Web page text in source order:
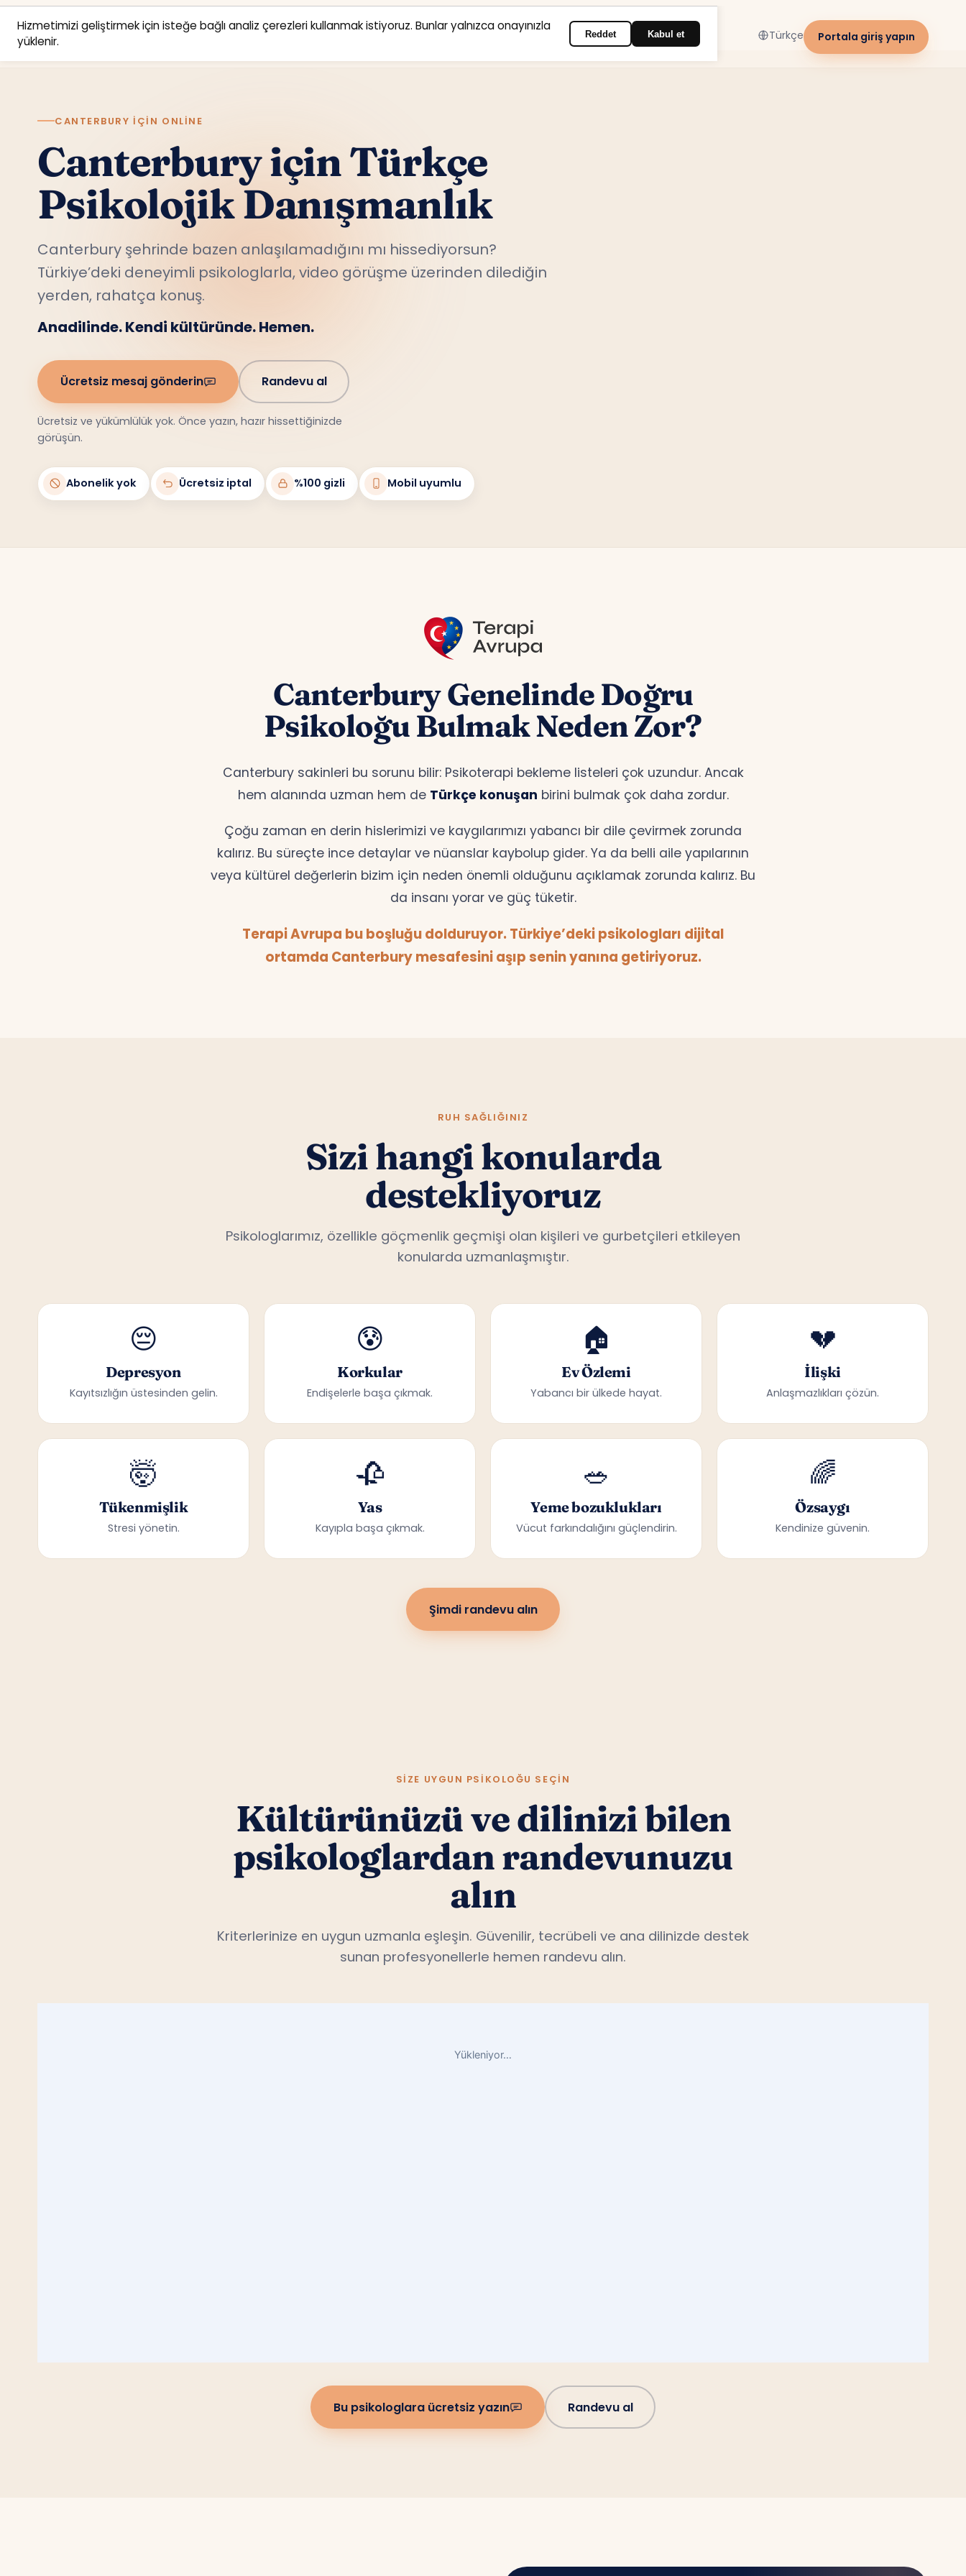
Anasayfa Hizmet alanları Psikologlar İletişim Türkçe Portala giriş yapın
CANTERBURY IÇIN ONLINE
Canterbury için Türkçe
Psikolojik Danışmanlık
Canterbury şehrinde bazen anlaşılamadığını mı hissediyorsun?
Türkiye’deki deneyimli psikologlarla, video görüşme üzerinden dilediğin
yerden, rahatça konuş.
Ücretsiz mesaj gönderin Randevu al
Ücretsiz ve yükümlülük yok. Önce yazın, hazır hissettiğinizde
Canterbury Genelinde Doğru
Psikoloğu Bulmak Neden Zor?
Canterbury sakinleri bu sorunu bilir: Psikoterapi bekleme listeleri çok uzundur. Ancak
Çoğu zaman en derin hislerimizi ve kaygılarımızı yabancı bir dile çevirmek zorunda
kalırız. Bu süreçte ince detaylar ve nüanslar kaybolup gider. Ya da belli aile yapılarının
veya kültürel değerlerin bizim için neden önemli olduğunu açıklamak zorunda kalırız. Bu
Terapi Avrupa bu boşluğu dolduruyor. Türkiye’deki psikologları dijital
RUH SAĞLIĞINIZ
Sizi hangi konularda
destekliyoruz
Psikologlarımız, özellikle göçmenlik geçmişi olan kişileri ve gurbetçileri etkileyen
😔
Depresyon
😰
Korkular
🏠
Ev Özlemi
💔
İlişki
🤯
Tükenmişlik
🥀
Yas
🥗
Yeme bozuklukları
🌈
Özsaygı
Şimdi randevu alın
SIZE UYGUN PSIKOLOĞU SEÇIN
Kültürünüzü ve dilinizi bilen
psikologlardan randevunuzu
alın
Kriterlerinize en uygun uzmanla eşleşin. Güvenilir, tecrübeli ve ana dilinizde destek
Bu psikologlara ücretsiz yazın Randevu al
Hizmetimizi geliştirmek için isteğe bağlı analiz çerezleri kullanmak istiyoruz. Bunlar yalnızca onayınızla
yüklenir.
Reddet Kabul et